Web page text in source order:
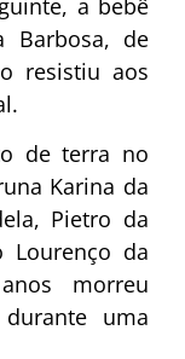
Barbosa, de
resistiu aos
de terra no
Karina da
Pietro da
Lourenço da
morreu
uma